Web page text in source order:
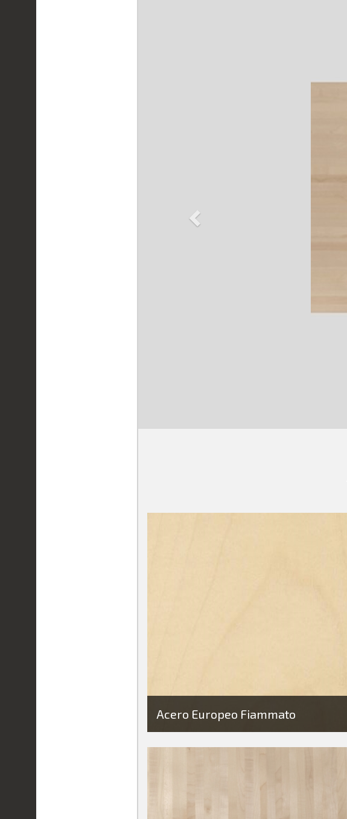
Acero Europeo Fiammato